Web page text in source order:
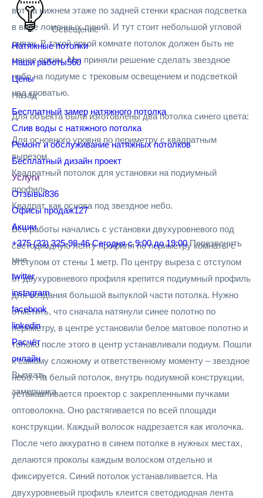
Освещение
Натяжные потолки
Наши работы560
Цены
Назад
Бесплатный замер натяжного потолка
Слив воды с натяжного потолка
Ремонт и обслуживание натяжных потолков
Бесплатный дизайн проект
Услуги
Отзывы836
Офисы продаж127
Акции
+375 (33) 325-98-46 Сегодня с 9:00 до 19:00Перезвонить
мне
twitter
instagram
facebook
linkedin
Расчёт
онлайн
Вызвать
замерщика
вот на нижнем этаже по задней стенки красная подсветка
в виде ломанных линий. И тут стоит небольшой угловой
диван. В такой яркой комнате потолок должен быть не
менее ярким. Мы приняли решение сделать звездное
небо на подиуме с трековым освещением и подсветкой
над кроватью.
Для объекта были изготовлены два потолка синего цвета:
Для основного уровня по периметру с квадратным
вырезом.
Квадратный потолок для установки на подиумный
профиль.
Квадрат, как основа под звездное небо.
Все работы начались с установки двухуровневого под
светодиодную ленту профиля по периметру комнаты с
отступом от стены 1 метр. По центру выреза с отступом
от двухуровневого профиля крепится подиумный профиль
для создания большой выпуклой части потолка. Нужно
отметить, что сначала натянули синее полотно по
периметру, в центре установили белое матовое полотно и
только после этого в центр устанавливали подиум. Пошли
к самому сложному и ответственному моменту – звездное
небо. На белый потолок, внутрь подиумной конструкции,
устанавливается проектор с закрепленными пучками
оптоволокна. Оно растягивается по всей площади
конструкции. Каждый волосок надрезается как иголочка.
После чего аккуратно в синем потолке в нужных местах,
делаются проколы каждым волоском отдельно и
фиксируется. Синий потолок устанавливается. На
двухуровневый профиль клеится светодиодная лента